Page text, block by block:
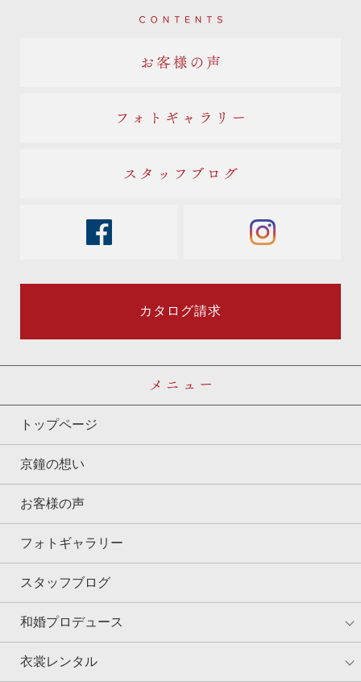
Contents
お客様の声
フォトギャラリー
スタッフブログ
instagram
カタログ請求
トップページ
京鐘の想い
お客様の声
フォトギャラリー
スタッフブログ
和婚プロデュース
衣裳レンタル